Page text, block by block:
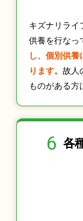
キズナリライ
供養を行なっ
し、個別供
ります。 故人
ものがある方
6 各